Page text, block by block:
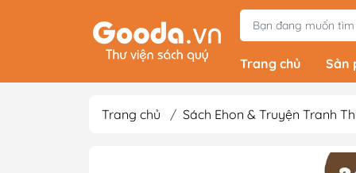
Trang chủ
Sản
Trang chủ / Sách Ehon & Truyện Tranh